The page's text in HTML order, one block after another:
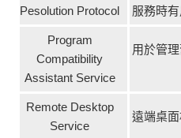
Pesolution Protocol
服務時
Program
Compatibility
Assistant Service
用於管
Remote Desktop
Service
遠端桌